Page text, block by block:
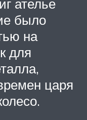
ателье
было
на
для
царя